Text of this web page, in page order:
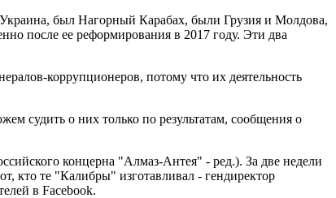
был Нагорный Карабах, были Грузия и Молдова,
после ее реформирования в 2017 году. Эти два
коррупционеров, потому что их деятельность
судить о них только по результатам, сообщения о
концерна "Алмаз-Антея" - ред.). За две недели
кто те "Калибры" изготавливал - гендиректор
в Facebook.